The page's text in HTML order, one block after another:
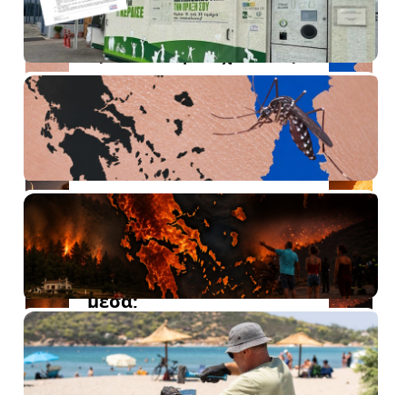
περιοχή της χώρας από τον
ιό του Δυτικού Νείλου,
εξελίσσεται με ταχύτατους
ρυθμούς η Ανατολική
Αττική, καθώς τα ...
Πέντε megafires μετά:
Έμαθε η Ελλάδα ή
απλώς απέκτησε
περισσότερα εναέρια
μέσα;
Για ακόμη ένα καλοκαίρι, η
Ελλάδα βρέθηκε
αντιμέτωπη με μια